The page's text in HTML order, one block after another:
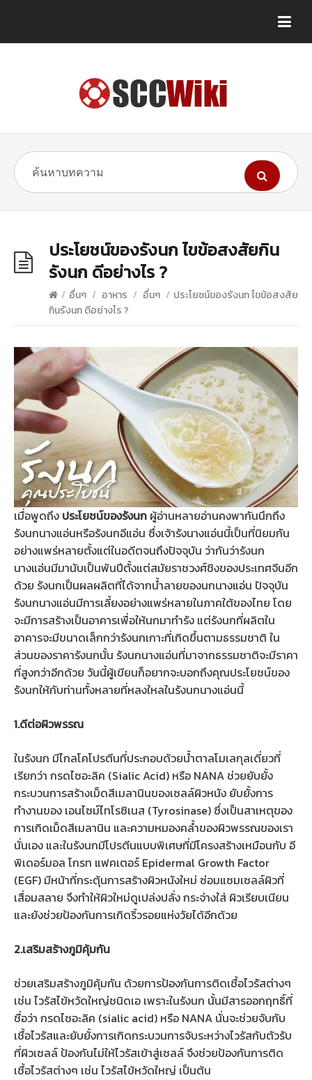
ประโยชน์ของรังนก ไขข้อสงสัยกิน
รังนก ดีอย่างไร ?
/ อื่นๆ / อาหาร / อื่นๆ / ประโยชน์ของรังนก ไขข้อสงสัย
กินรังนก ดีอย่างไร ?
เมื่อพูดถึง ประโยชน์ของรังนก ผู้อ่านหลายอ่านคงพากันนึกถึง
รังนกนางแอ่นหรือรังนกอีแอ่น ซึ่งเจ้ารังนางแอ่นนี้เป็นที่นิยมกัน
อย่างแพร่หลายตั้งแต่ในอดีตจนถึงปัจจุบัน ว่ากันว่ารังนก
นางแอ่นมีมานับเป็นพันปีตั้งแต่สมัยราชวงศ์ชิงของประเทศจีนอีก
ด้วย รังนกเป็นผลผลิตที่ได้จากน้ำลายของนกนางแอ่น ปัจจุบัน
รังนกนางแอ่นมีการเลี้ยงอย่างแพร่หลายในภาคใต้ของไทย โดย
จะมีการสร้างเป็นอาคารเพื่อให้นกมาทำรัง แต่รังนกที่ผลิตใน
อาคารจะมีขนาดเล็กกว่ารังนกเกาะที่เกิดขึ้นตามธรรมชาติ ใน
ส่วนของราคารังนกนั้น รังนกนางแอ่นที่มาจากธรรมชาติจะมีราคา
ที่สูงกว่าอีกด้วย วันนี้ผู้เขียนก็อยากจะบอกถึงคุณประโยชน์ของ
รังนกให้กับท่านทั้งหลายที่หลงใหลในรังนกนางแอ่นนี้
1.ดีต่อผิวพรรณ
ในรังนก มีไกลโคโปรตีนที่ประกอบด้วยน้ำตาลโมเลกุลเดี่ยวที่
เรียกว่า กรดไซอะลิค (Sialic Acid) หรือ NANA ช่วยยับยั้ง
กระบวนการสร้างเม็ดสีเมลานินของเซลล์ผิวหนัง ยับยั้งการ
ทำงานของ เอนไซม์ไทโรซิเนส (Tyrosinase) ซึ่งเป็นสาเหตุของ
การเกิดเม็ดสีเมลานิน และความหมองคล้ำของผิวพรรณของเรา
นั่นเอง และในรังนกมีโปรตีนแบบพิเศษที่มีโครงสร้างเหมือนกับ อี
พิเดอร์มอล โกรท แฟคเตอร์ Epidermal Growth Factor
(EGF) มีหน้าที่กระตุ้นการสร้างผิวหนังใหม่ ซ่อมแซมเซลล์ผิวที่
เสื่อมสลาย จึงทำให้ผิวใหม่ดูเปล่งปลั่ง กระจ่างใส่ ผิวเรียบเนียน
และยังช่วยป้องกันการเกิดริ้วรอยแห่งวัยได้อีกด้วย
2.เสริมสร้างภูมิคุ้มกัน
ช่วยเสริมสร้างภูมิคุ้มกัน ด้วยการป้องกันการติดเชื้อไวรัสต่างๆ
เช่น ไวรัสไข้หวัดใหญ่ชนิดเอ เพราะในรังนก นั้นมีสารออกฤทธิ์ที่
ชื่อว่า กรดไซอะลิค (sialic acid) หรือ NANA นั่นจะช่วยจับกับ
เชื้อไวรัสและยับยั้งการเกิดกระบวนการจับระหว่างไวรัสกับตัวรับ
ที่ผิวเซลล์ ป้องกันไม่ให้ไวรัสเข้าสู่เซลล์ จึงช่วยป้องกันการติด
เชื้อไวรัสต่างๆ เช่น ไวรัสไข้หวัดใหญ่ เป็นต้น